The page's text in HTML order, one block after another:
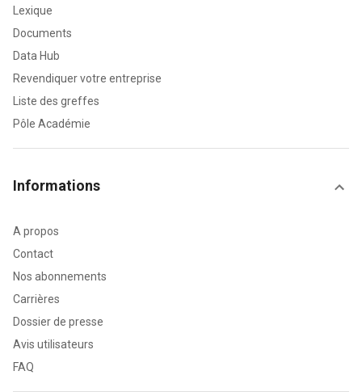
Lexique
Documents
Data Hub
Revendiquer votre entreprise
Liste des greffes
Pôle Académie
Informations
A propos
Contact
Nos abonnements
Carrières
Dossier de presse
Avis utilisateurs
FAQ